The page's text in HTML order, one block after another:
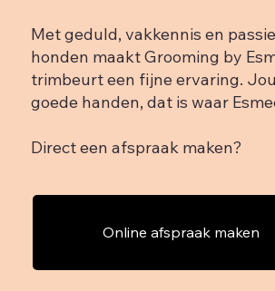
Met geduld, vakkennis en
honden maakt Grooming by
trimbeurt een fijne ervaring.
goede handen, dat is waar
Direct een afspraak maken?
Online afspraak maken